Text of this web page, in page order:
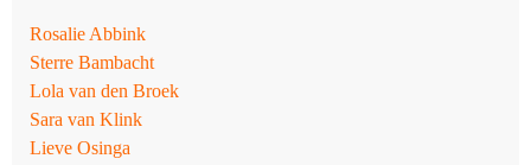
Rosalie Abbink
Sterre Bambacht
Lola van den Broek
Sara van Klink
Lieve Osinga